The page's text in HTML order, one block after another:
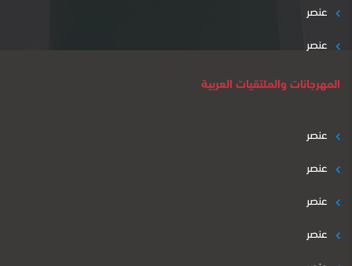
عنصر
عنصر
المهرجانات والملتقيات العربية
عنصر
عنصر
عنصر
عنصر